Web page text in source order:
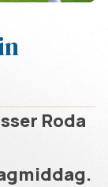
Roda